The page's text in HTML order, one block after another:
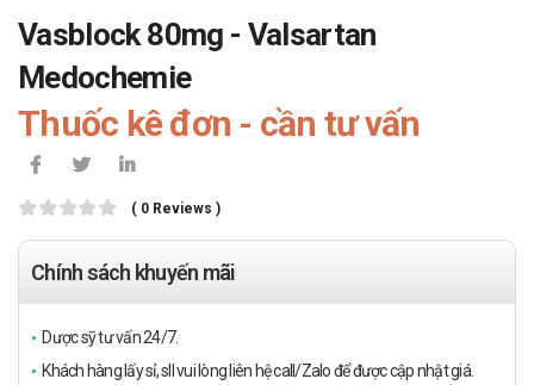
Vasblock 80mg - Valsartan
Medochemie
Thuốc kê đơn - cần tư vấn
( 0 Reviews )
Chính sách khuyến mãi
Dược sỹ tư vấn 24/7.
Khách hàng lấy sỉ, sll vui lòng liên hệ call/Zalo để được cập nhật giá.